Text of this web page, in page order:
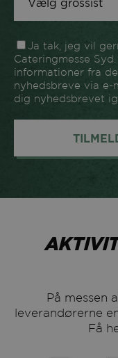
1110
1166
1172
1030
1116
Ja tak, jeg vil
Cateringmesse
informationer fra
nyhedsbreve via e-
dig nyhedsbrevet
På messen
leverandørerne
Få